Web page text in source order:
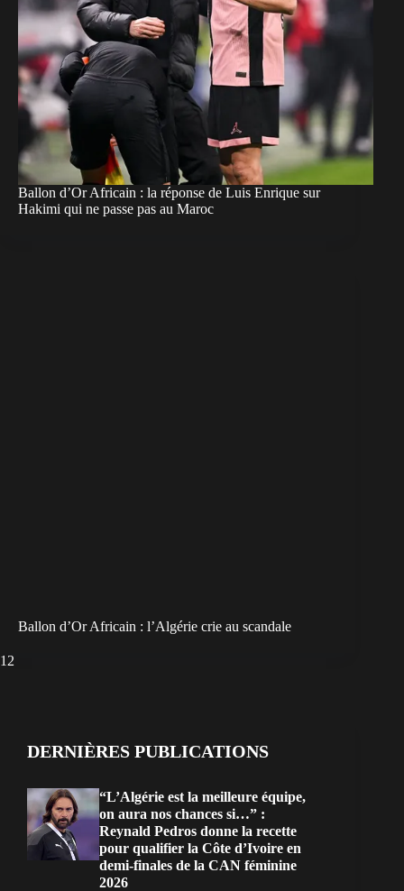
Ballon d’Or Africain : la réponse de Luis Enrique sur
Hakimi qui ne passe pas au Maroc
Ballon d’Or Africain : l’Algérie crie au scandale
1 2
DERNIÈRES PUBLICATIONS
“L’Algérie est la meilleure équipe,
on aura nos chances si…” :
Reynald Pedros donne la recette
pour qualifier la Côte d’Ivoire en
demi-finales de la CAN féminine
2026